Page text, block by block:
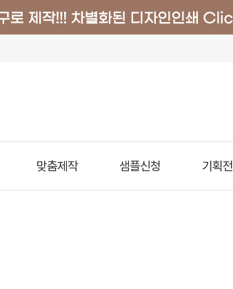
맞춤제작 샘플신청 기획전